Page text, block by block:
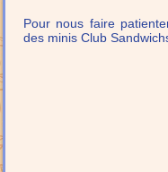
Pour nous faire
des minis Club